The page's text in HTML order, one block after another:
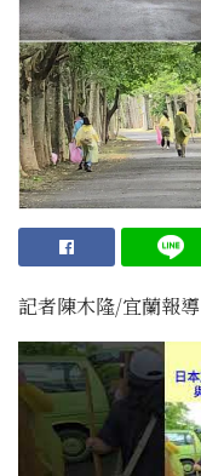
記者陳木隆/宜蘭報導